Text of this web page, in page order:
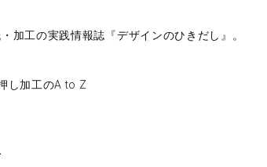
加工の実践情報誌『デザインのひきだし』。
し加工のA to Z